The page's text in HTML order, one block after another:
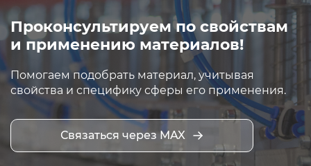
Проконсультируем по свойствам
и применению материалов!
Помогаем подобрать материал, учитывая
свойства и специфику сферы его применения.
Связаться через MAX